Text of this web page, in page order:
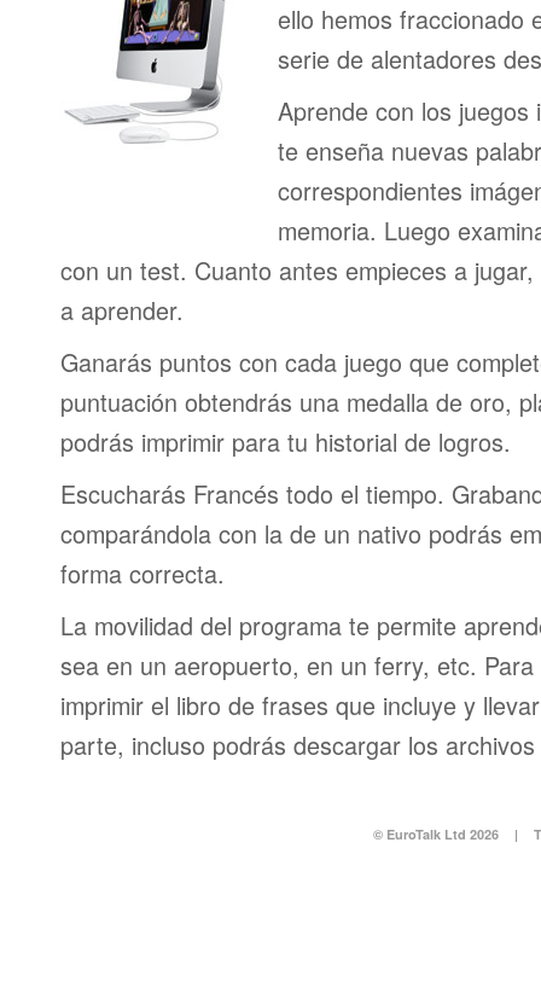
ello hemos fraccionado
serie de alentadores
Aprende con los juegos
te enseña nuevas
correspondientes
memoria. Luego
con un test. Cuanto antes empieces a
a aprender.
Ganarás puntos con cada juego que
puntuación obtendrás una medalla de oro,
podrás imprimir para tu historial de logros.
Escucharás Francés todo el tiempo.
comparándola con la de un nativo podrás
forma correcta.
La movilidad del programa te permite
sea en un aeropuerto, en un ferry, etc.
imprimir el libro de frases que incluye y
parte, incluso podrás descargar los
© EuroTalk Ltd 2026 |